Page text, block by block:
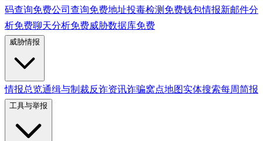
码查询免费公司查询免费地址投毒检测 免费钱包情报新邮件分
析免费聊天分析免费威胁数据库免费
威胁情报
情报总览通缉与制裁反诈资讯诈骗窝点地图实体搜索每周简报
工具与举报